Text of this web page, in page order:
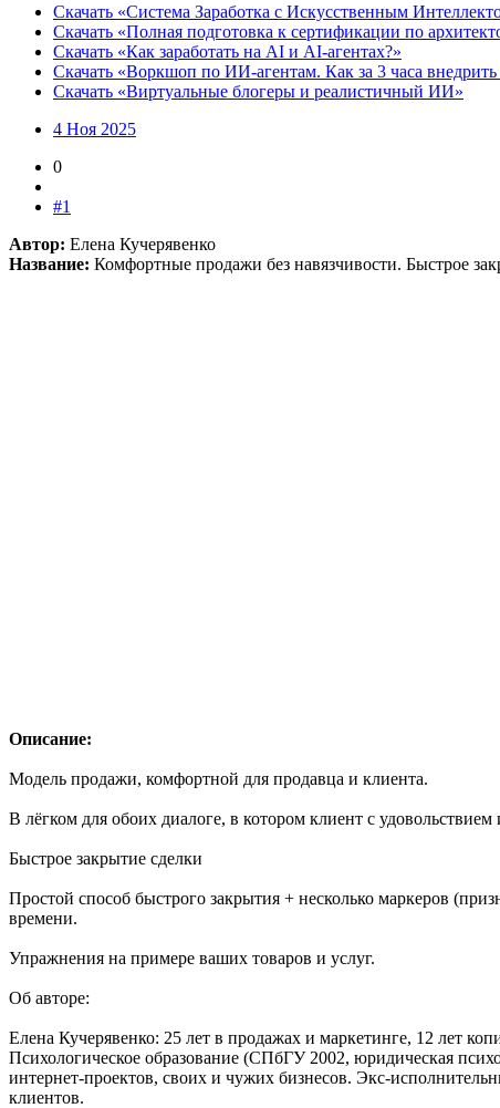
Скачать «Система Заработка с Искусственным
Скачать «Полная подготовка к сертификации по
Скачать «Как заработать на AI и AI-агентах?»
Скачать «Воркшоп по ИИ-агентам. Как за 3 часа
Скачать «Виртуальные блогеры и реалистичный ИИ»
4 Ноя 2025
0
#1
Автор: Елена Кучерявенко
Название: Комфортные продажи без навязчивости. Быстрое
Описание:
Модель продажи, комфортной для продавца и клиента.
В лёгком для обоих диалоге, в котором клиент с
Быстрое закрытие сделки
Простой способ быстрого закрытия + несколько маркеров
времени.
Упражнения на примере ваших товаров и услуг.
Об авторе:
Елена Кучерявенко: 25 лет в продажах и маркетинге, 12 лет
Психологическое образование (СПбГУ 2002, юридическая
интернет-проектов, своих и чужих бизнесов. Экс-
клиентов.